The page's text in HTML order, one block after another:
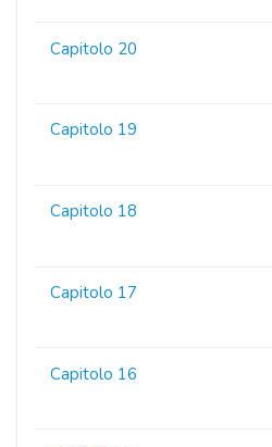
Capitolo 20
Capitolo 19
Capitolo 18
Capitolo 17
Capitolo 16